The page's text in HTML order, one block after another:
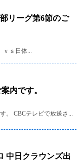
リーグ第6節のご
ｓ日体...
内です。
。 CBCテレビで放送さ...
中日クラウンズ出